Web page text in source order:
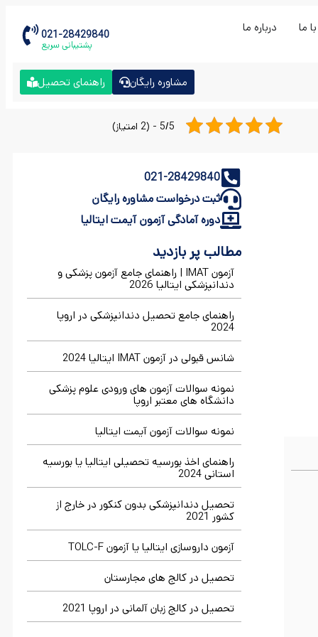
ما درباره ما 021-28429840
پشتیبانی سریع
مشاوره رایگان راهنمای تحصیل
5/5 - (2 امتیاز)
021-28429840
ثبت درخواست مشاوره رایگان
دوره آمادگی آزمون آیمت ایتالیا
مطالب پر بازدید
آزمون IMAT | راهنمای جامع آزمون پزشکی و
دندانپزشکی ایتالیا 2026
راهنمای جامع تحصیل دندانپزشکی در اروپا
2024
شانس قبولی در آزمون IMAT ایتالیا 2024
نمونه سوالات آزمون های ورودی علوم پزشکی
دانشگاه های معتبر اروپا
نمونه سوالات آزمون آیمت ایتالیا
راهنمای اخذ بورسیه تحصیلی ایتالیا یا بورسیه
استانی 2024
تحصیل دندانپزشکی بدون کنکور در خارج از
کشور 2021
آزمون داروسازی ایتالیا یا آزمون TOLC-F
تحصیل در کالج های مجارستان
تحصیل در کالج زبان آلمانی در اروپا 2021